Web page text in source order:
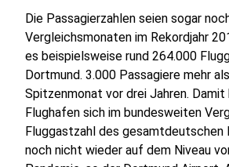
Die Passagierzahlen seien sogar
Vergleichsmonaten im Rekordjahr
es beispielsweise rund 264.000
Dortmund. 3.000 Passagiere mehr
Spitzenmonat vor drei Jahren. Damit
Flughafen sich im bundesweiten
Fluggastzahl des gesamtdeutschen
noch nicht wieder auf dem Niveau